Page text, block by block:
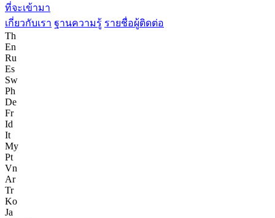
ที่จะเข้ามา
เกี่ยวกับเรา ฐานความรู้ รายชื่อผู้ติดต่อ
Th
En
Ru
Es
Sw
Ph
De
Fr
Id
It
My
Pt
Vn
Ar
Tr
Ko
Ja